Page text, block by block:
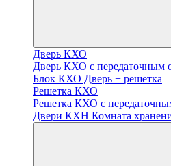
Дверь КХО
Дверь КХО с передаточным
Блок КХО Дверь + решетка
Решетка КХО
Решетка КХО с
Двери КХН Комната